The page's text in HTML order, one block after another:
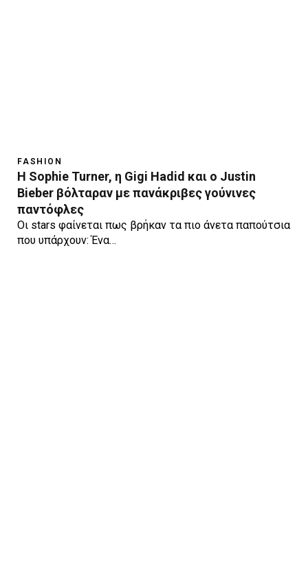
FASHION
Η Sophie Turner, η Gigi Hadid και ο Justin
Bieber βόλταραν με πανάκριβες γούνινες
παντόφλες
Οι stars φαίνεται πως βρήκαν τα πιο άνετα παπούτσια
που υπάρχουν: Ένα…